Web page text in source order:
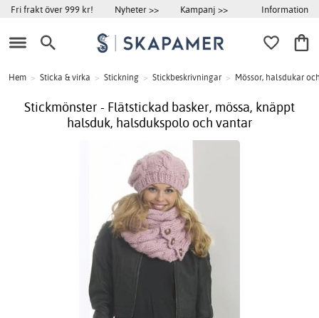
Fri frakt över 999 kr! Nyheter >> Kampanj >> Information
Hem > Sticka & virka > Stickning > Stickbeskrivningar > Mössor, halsdukar
Stickmönster - Flätstickad basker, mössa, knäppt
halsduk, halsdukspolo och vantar